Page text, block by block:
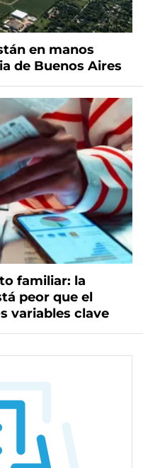
en manos
de Buenos Aires
familiar: la
peor que el
variables clave